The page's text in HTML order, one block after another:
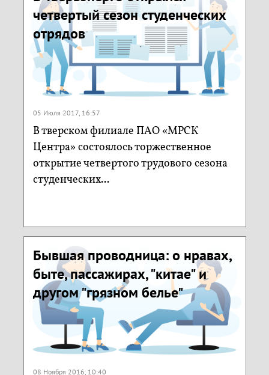
четвертый сезон студенческих
отрядов
05 Июля 2017, 16:57
В тверском филиале ПАО «МРСК
Центра» состоялось торжественное
открытие четвертого трудового сезона
студенческих...
Бывшая проводница: о нравах,
быте, пассажирах, "китае" и
другом "грязном белье"
08 Ноября 2016, 10:40